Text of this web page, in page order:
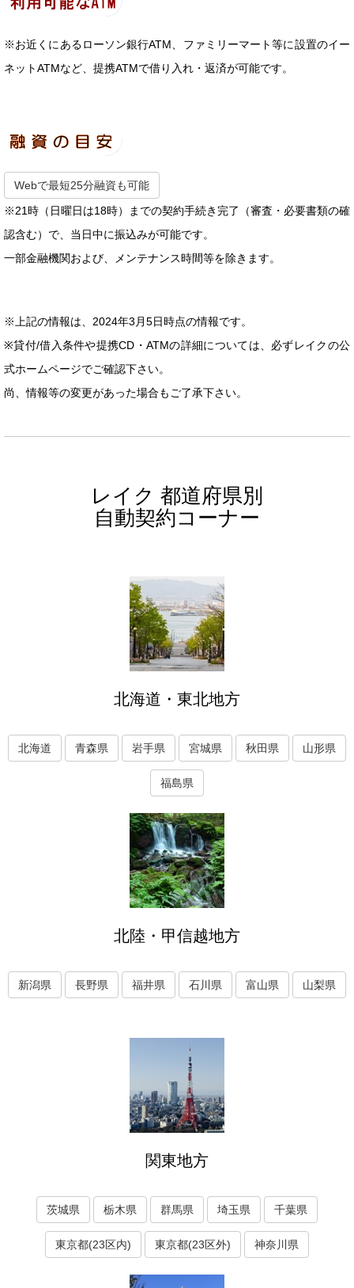
※お近くにあるローソン銀行ATM、ファミリーマート等に設置のイー
ネットATMなど、提携ATMで借り入れ・返済が可能です。
Webで最短25分融資も可能
※21時（日曜日は18時）までの契約手続き完了（審査・必要書類の確
認含む）で、当日中に振込みが可能です。
一部金融機関および、メンテナンス時間等を除きます。
※上記の情報は、2024年3月5日時点の情報です。
※貸付/借入条件や提携CD・ATMの詳細については、必ずレイクの公
式ホームページでご確認下さい。
尚、情報等の変更があった場合もご了承下さい。
レイク 都道府県別
自動契約コーナー
北海道・東北地方
北海道 青森県 岩手県 宮城県 秋田県 山形県
福島県
北陸・甲信越地方
新潟県 長野県 福井県 石川県 富山県 山梨県
関東地方
茨城県 栃木県 群馬県 埼玉県 千葉県
東京都(23区内) 東京都(23区外) 神奈川県